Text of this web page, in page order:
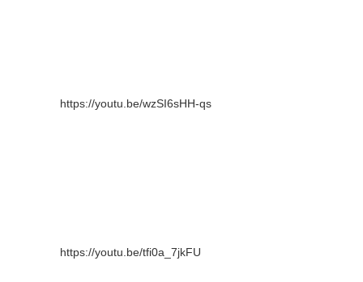
https://youtu.be/wzSI6sHH-qs
https://youtu.be/tfi0a_7jkFU